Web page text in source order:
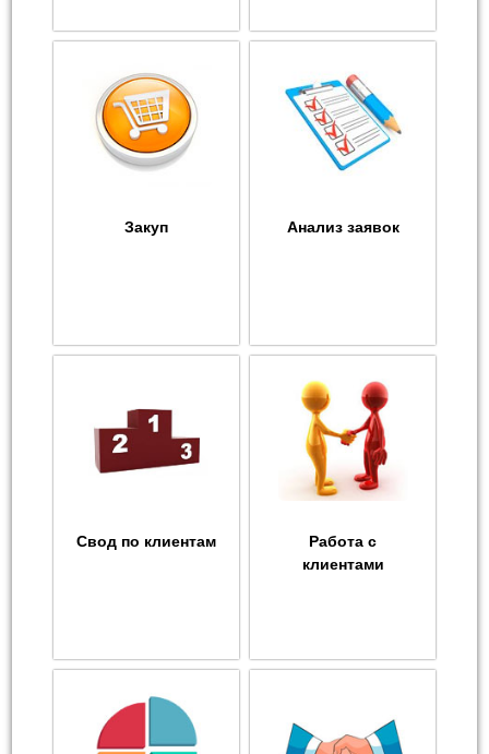
Закуп Анализ заявок
Свод по клиентам
Работа с
клиентами